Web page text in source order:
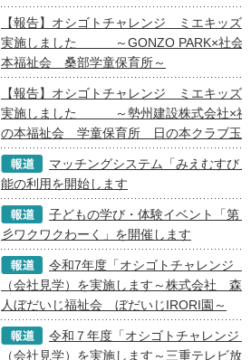
【報告】オシゴトチャレンジ ミエキッズ
実施しました ～GONZO PARK×社会
本福祉会 桑部学童保育所～
【報告】オシゴトチャレンジ ミエキッズ
実施しました ～勢州建設株式会社×社
の本福祉会 学童保育所 日の本クラブ玉
マッチングシステム「みえむすび
能の利用を開始します
子どもの学び・体験イベント「第
彡ワクワクわーく」を開催します
令和7年度「オシゴトチャレンジ
（会社見学）を実施します～株式会社 森
人ぼだいじ福祉会 ぼだいじIRORI園～
令和７年度「オシゴトチャレンジ
（会社見学）を実施します～三重テレビ放